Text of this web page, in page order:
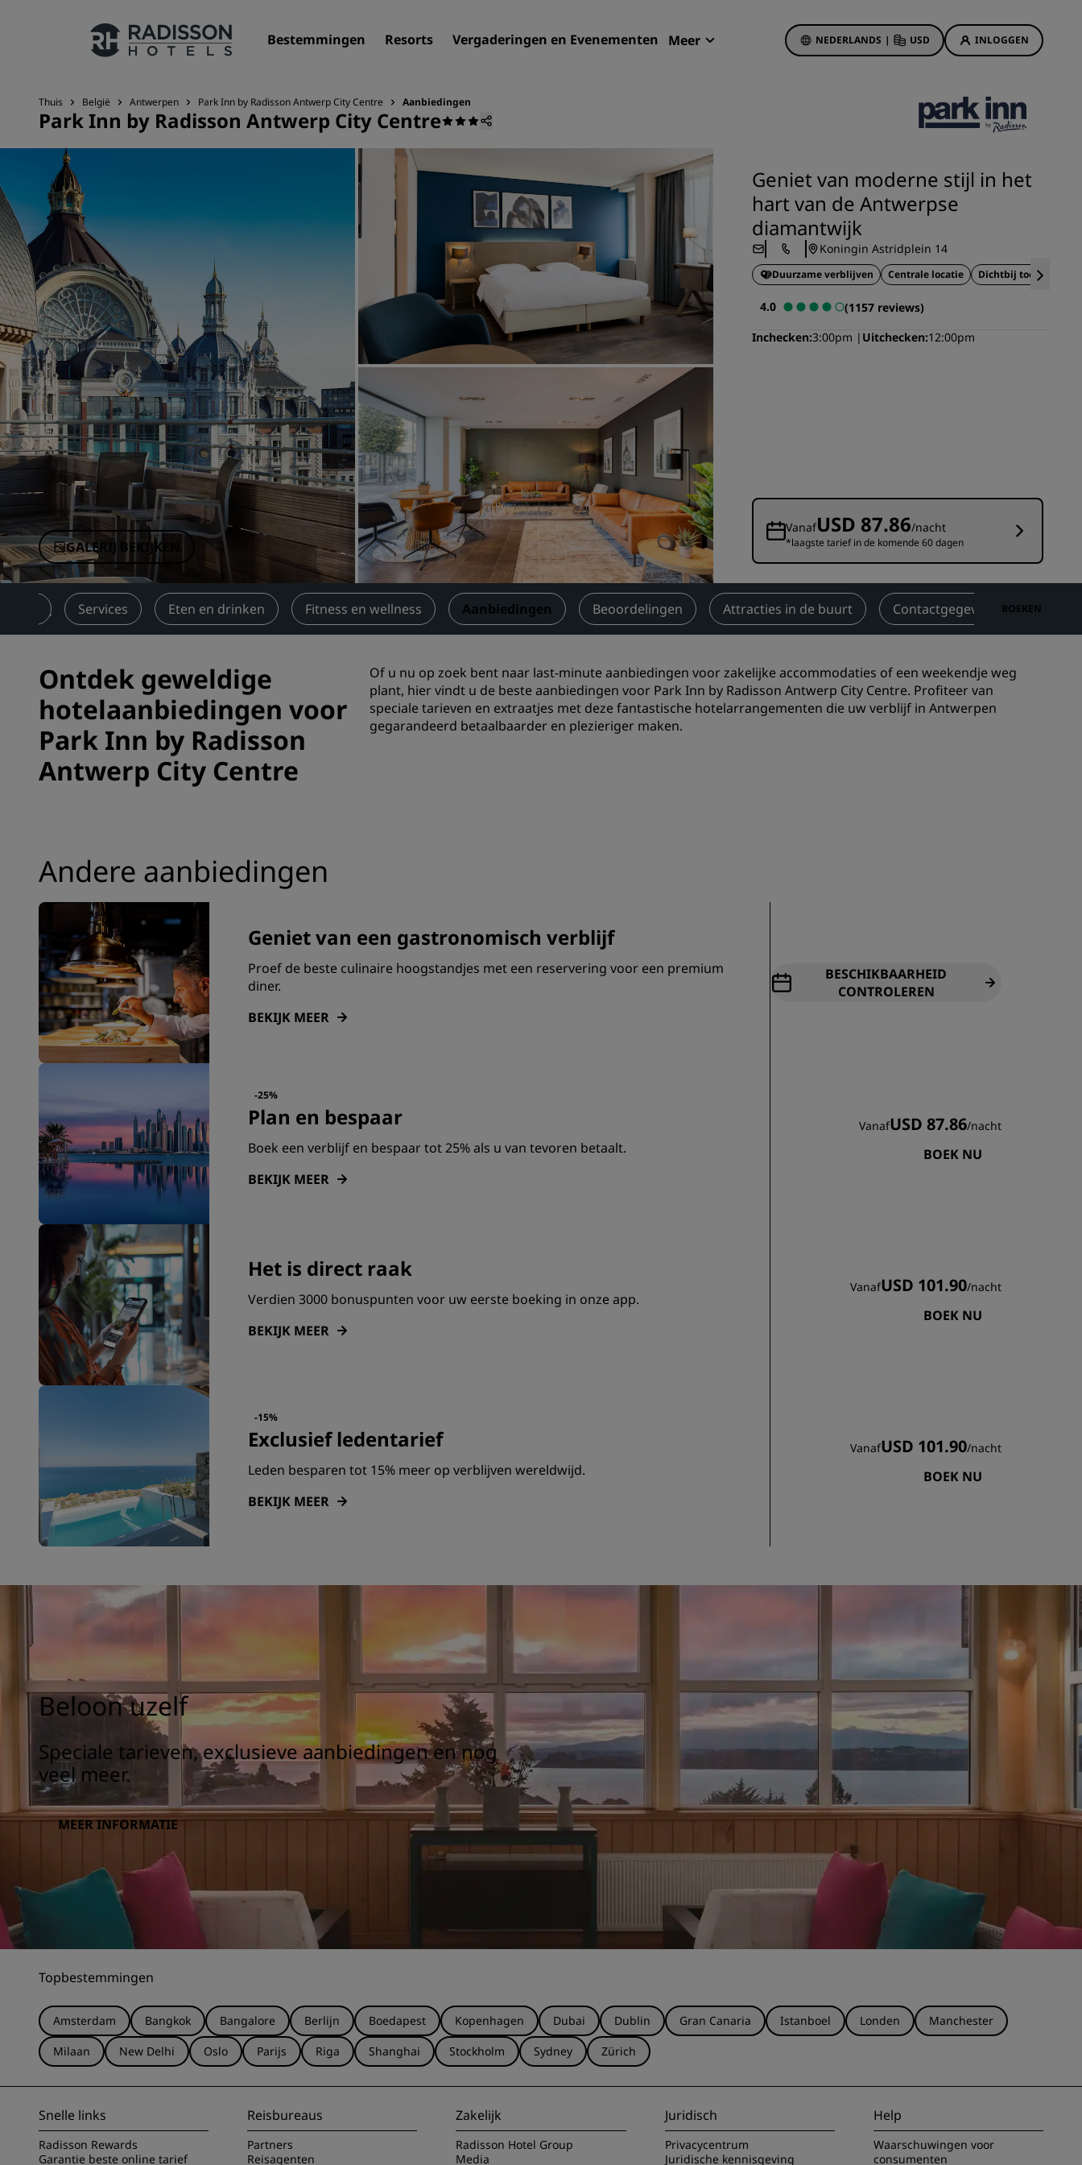
Bestemmingen Resorts Vergaderingen en Evenementen Meer NEDERLANDS | USD INLOGGEN
Onze merken
Radisson Hotels Brands
Gelieerde merken in China
Resorts
Serviceappartementen
Luchthavenhotels
Nieuwe toekomstige hotels
Vergaderingen en
evenementen
Ontdek Radisson Meetings
Boek een vergaderruimte
Een offerte aanvragen
Evenementbestemmingen
Branche-oplossingen
Vluchten zoeken
Vluchten zoeken
Dineren
Zoek een restaurant
Radisson Hotels-app
Hotelaanbiedingen
Het is direct raak
Deals of the Day
Vooruitboeken
Bekijk onze arrangementen
Reisideeën
Gezinsvriendelijke hotels
Bezoek onze blog
Radisson Rewards
Ontdek Radisson Rewards
Voordelen
Hoe u punten kunt gebruiken
Bookers and Planners
Thuis België Antwerpen Park Inn by Radisson Antwerp City Centre Aanbiedingen
Park Inn by Radisson Antwerp City Centre
GALERIJ BEKIJKEN
Geniet van moderne stijl in het
hart van de Antwerpse
diamantwijk
Koningin Astridplein 14
Duurzame verblijven Centrale locatie Dichtbij toeristische
4.0
(1157 reviews)
Inchecken 3:00pm Uitchecken 12:00pm
VanafUSD 87.86/nacht
*laagste tarief in de komende 60 dagen
Services Eten en drinken Fitness en wellness Aanbiedingen Beoordelingen Attracties in de buurt Contactgegevens BOEKEN
Ontdek geweldige
hotelaanbiedingen voor
Park Inn by Radisson
Antwerp City Centre
Of u nu op zoek bent naar last-minute aanbiedingen voor zakelijke accommodaties of een weekendje weg
plant, hier vindt u de beste aanbiedingen voor Park Inn by Radisson Antwerp City Centre. Profiteer van
speciale tarieven en extraatjes met deze fantastische hotelarrangementen die uw verblijf in Antwerpen
gegarandeerd betaalbaarder en plezieriger maken.
Andere aanbiedingen
Geniet van een gastronomisch verblijf
Proef de beste culinaire hoogstandjes met een reservering voor een premium
diner.
BEKIJK MEER
BESCHIKBAARHEID
CONTROLEREN
-25%
Plan en bespaar
Boek een verblijf en bespaar tot 25% als u van tevoren betaalt.
BEKIJK MEER
VanafUSD 87.86/nacht
BOEK NU
Het is direct raak
Verdien 3000 bonuspunten voor uw eerste boeking in onze app.
BEKIJK MEER
VanafUSD 101.90/nacht
BOEK NU
-15%
Exclusief ledentarief
Leden besparen tot 15% meer op verblijven wereldwijd.
BEKIJK MEER
VanafUSD 101.90/nacht
BOEK NU
Beloon uzelf
Speciale tarieven, exclusieve aanbiedingen en nog
veel meer.
MEER INFORMATIE
Topbestemmingen
Amsterdam Bangkok Bangalore Berlijn Boedapest Kopenhagen Dubai Dublin Gran Canaria Istanboel Londen
Manchester
Milaan
New Delhi Oslo Parijs Riga Shanghai Stockholm Sydney Zürich
Snelle links
Radisson Rewards
Garantie beste online tarief
Reisbureaus
Partners
Reisagenten
Zakelijk
Radisson Hotel Group
Media
Juridisch
Privacycentrum
Juridische kennisgeving
Help
Waarschuwingen voor
consumenten